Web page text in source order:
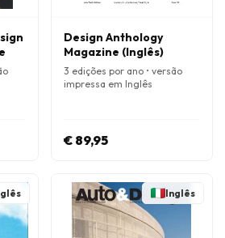
Design Anthology
Magazine (Inglês)
3 edições por ano • versão
impressa em Inglês
€ 89,95
Inglês